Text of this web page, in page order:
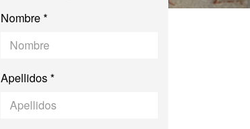
Nombre *
Apellidos *